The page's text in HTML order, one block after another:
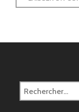
Rechercher :